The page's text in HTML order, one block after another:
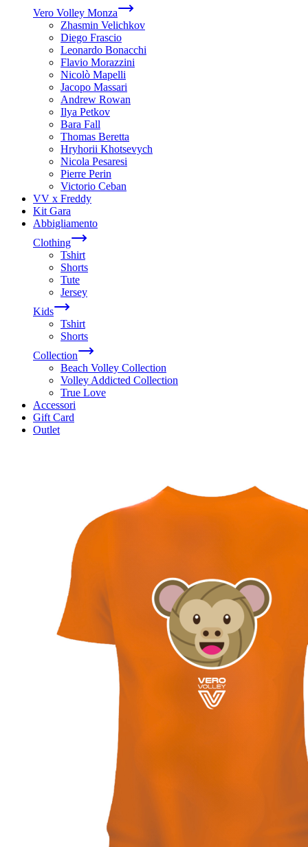
Vero Volley Monza
Zhasmin Velichkov
Diego Frascio
Leonardo Bonacchi
Flavio Morazzini
Nicolò Mapelli
Jacopo Massari
Andrew Rowan
Ilya Petkov
Bara Fall
Thomas Beretta
Hryhorii Khotsevych
Nicola Pesaresi
Pierre Perin
Victorio Ceban
VV x Freddy
Kit Gara
Abbigliamento
Clothing
Tshirt
Shorts
Tute
Jersey
Kids
Tshirt
Shorts
Collection
Beach Volley Collection
Volley Addicted Collection
True Love
Accessori
Gift Card
Outlet